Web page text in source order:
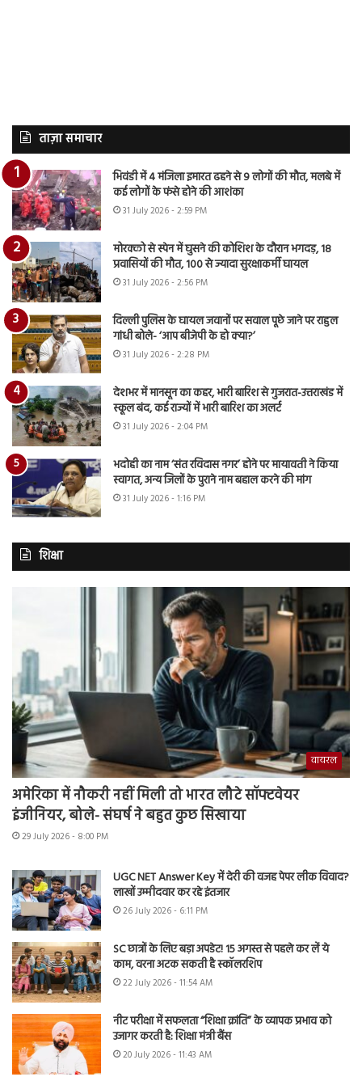
ताज़ा समाचार
भिवंडी में 4 मंजिला इमारत ढहने से 9 लोगों की मौत, मलबे में
कई लोगों के फंसे होने की आशंका
31 July 2026 - 2:59 PM
मोरक्को से स्पेन में घुसने की कोशिश के दौरान भगदड़, 18
प्रवासियों की मौत, 100 से ज्यादा सुरक्षाकर्मी घायल
31 July 2026 - 2:56 PM
दिल्ली पुलिस के घायल जवानों पर सवाल पूछे जाने पर राहुल
गांधी बोले- ‘आप बीजेपी के हो क्या?’
31 July 2026 - 2:28 PM
देशभर में मानसून का कहर, भारी बारिश से गुजरात-उत्तराखंड में
स्कूल बंद, कई राज्यों में भारी बारिश का अलर्ट
31 July 2026 - 2:04 PM
भदोही का नाम ‘संत रविदास नगर’ होने पर मायावती ने किया
स्वागत, अन्य जिलों के पुराने नाम बहाल करने की मांग
31 July 2026 - 1:16 PM
शिक्षा
वायरल
अमेरिका में नौकरी नहीं मिली तो भारत लौटे सॉफ्टवेयर
इंजीनियर, बोले- संघर्ष ने बहुत कुछ सिखाया
29 July 2026 - 8:00 PM
UGC NET Answer Key में देरी की वजह पेपर लीक विवाद?
लाखों उम्मीदवार कर रहे इंतजार
26 July 2026 - 6:11 PM
SC छात्रों के लिए बड़ा अपडेट! 15 अगस्त से पहले कर लें ये
काम, वरना अटक सकती है स्कॉलरशिप
22 July 2026 - 11:54 AM
नीट परीक्षा में सफलता “शिक्षा क्रांति” के व्यापक प्रभाव को
उजागर करती है: शिक्षा मंत्री बैंस
20 July 2026 - 11:43 AM